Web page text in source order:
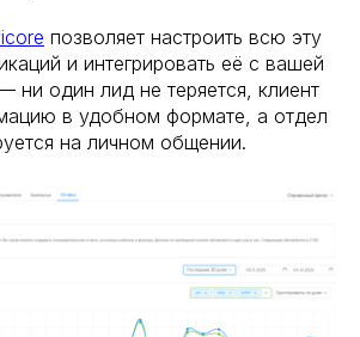
позволяет настроить всю эту
и интегрировать её с вашей
ни один лид не теряется, клиент
в удобном формате, а отдел
на личном общении.